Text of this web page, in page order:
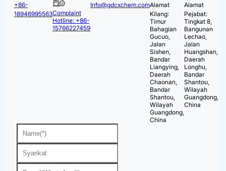
+86-
18946995563Complaint
Hotline: +86-
15766227459
Info@gdcxchem.comAlamat
Kilang:
Timur
Bahagian
Gucuo,
Jalan
Sishen,
Bandar
Liangying,
Daerah
Chaonan,
Bandar
Shantou,
Wilayah
Guangdong,
China
Alamat
Pejabat:
Tingkat 8,
Bangunan
Lechao,
Jalan
Huangshan,
Daerah
Longhu,
Bandar
Shantou,
Wilayah
Guangdong,
China